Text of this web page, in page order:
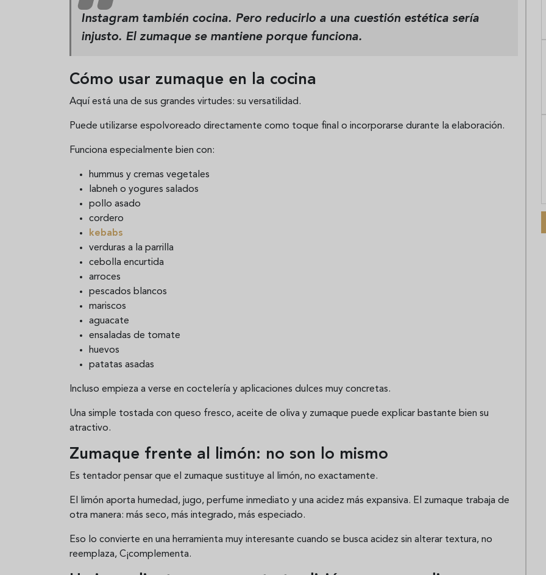
Instagram también cocina. Pero reducirlo a una cuestión estética sería
injusto. El zumaque se mantiene porque funciona.
Cómo usar zumaque en la cocina
Aquí está una de sus grandes virtudes: su versatilidad.
Puede utilizarse espolvoreado directamente como toque final o incorporarse durante la elaboración.
Funciona especialmente bien con:
hummus y cremas vegetales
labneh o yogures salados
pollo asado
cordero
kebabs
verduras a la parrilla
cebolla encurtida
arroces
pescados blancos
mariscos
aguacate
ensaladas de tomate
huevos
patatas asadas
Incluso empieza a verse en coctelería y aplicaciones dulces muy concretas.
Una simple tostada con queso fresco, aceite de oliva y zumaque puede explicar bastante bien su
atractivo.
Zumaque frente al limón: no son lo mismo
Es tentador pensar que el zumaque sustituye al limón, no exactamente.
El limón aporta humedad, jugo, perfume inmediato y una acidez más expansiva. El zumaque trabaja de
otra manera: más seco, más integrado, más especiado.
Eso lo convierte en una herramienta muy interesante cuando se busca acidez sin alterar textura, no
reemplaza, C¡complementa.